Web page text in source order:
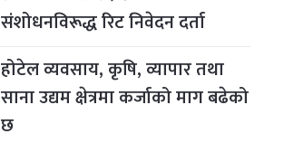
संशोधनविरूद्ध रिट निवेदन दर्ता
होटेल व्यवसाय, कृषि, व्यापार तथा
साना उद्यम क्षेत्रमा कर्जाको माग बढेको
छ